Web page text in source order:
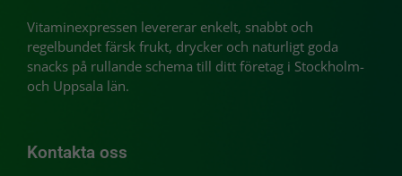
Vitaminexpressen levererar enkelt, snabbt och
regelbundet färsk frukt, drycker och naturligt goda
snacks på rullande schema till ditt företag i Stockholm-
och Uppsala län.
Kontakta oss
beteende när du
surfar ökar du
chansen att få se
personligt